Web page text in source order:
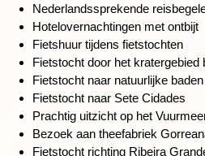
Nederlandssprekende
Hotelovernachtingen met ontbijt
Fietshuur tijdens fietstochten
Fietstocht door het kratergebied
Fietstocht naar natuurlijke
Fietstocht naar Sete Cidades
Prachtig uitzicht op het
Bezoek aan theefabriek
Fietstocht richting Ribeira